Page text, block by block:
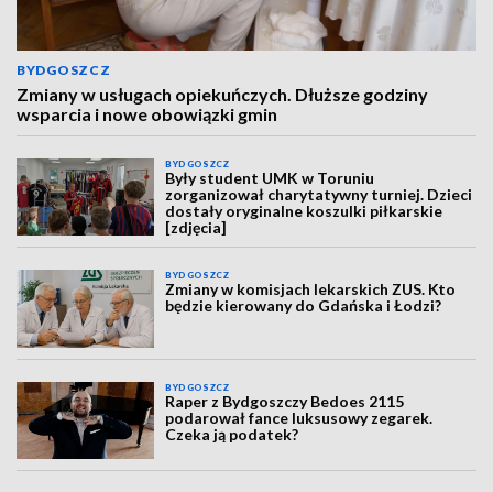
BYDGOSZCZ
Zmiany w usługach opiekuńczych. Dłuższe godziny
wsparcia i nowe obowiązki gmin
BYDGOSZCZ
Były student UMK w Toruniu
zorganizował charytatywny turniej. Dzieci
dostały oryginalne koszulki piłkarskie
[zdjęcia]
BYDGOSZCZ
Zmiany w komisjach lekarskich ZUS. Kto
będzie kierowany do Gdańska i Łodzi?
BYDGOSZCZ
Raper z Bydgoszczy Bedoes 2115
podarował fance luksusowy zegarek.
Czeka ją podatek?